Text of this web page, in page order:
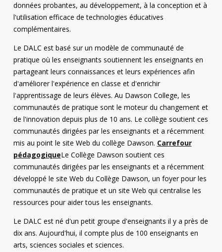
données probantes, au développement, à la conception et à
l'utilisation efficace de technologies éducatives
complémentaires.
Le DALC est basé sur un modèle de communauté de
pratique où les enseignants soutiennent les enseignants en
partageant leurs connaissances et leurs expériences afin
d'améliorer l'expérience en classe et d'enrichir
l'apprentissage de leurs élèves. Au Dawson College, les
communautés de pratique sont le moteur du changement et
de l'innovation depuis plus de 10 ans. Le collège soutient ces
communautés dirigées par les enseignants et a récemment
mis au point le site Web du collège Dawson. Carrefour
pédagogiqueLe Collège Dawson soutient ces
communautés dirigées par les enseignants et a récemment
développé le site Web du Collège Dawson, un foyer pour les
communautés de pratique et un site Web qui centralise les
ressources pour aider tous les enseignants.
Le DALC est né d'un petit groupe d'enseignants il y a près de
dix ans. Aujourd'hui, il compte plus de 100 enseignants en
arts, sciences sociales et sciences.